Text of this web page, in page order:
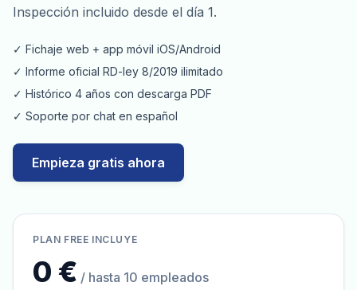
Inspección incluido desde el día 1.
✓ Fichaje web + app móvil iOS/Android
✓ Informe oficial RD-ley 8/2019 ilimitado
✓ Histórico 4 años con descarga PDF
✓ Soporte por chat en español
Empieza gratis ahora
PLAN FREE INCLUYE
0 € / hasta 10 empleados